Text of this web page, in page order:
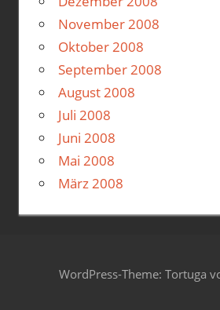
November 2008
Oktober 2008
September 2008
August 2008
Juli 2008
Juni 2008
Mai 2008
März 2008
WordPress-Theme: Tortuga